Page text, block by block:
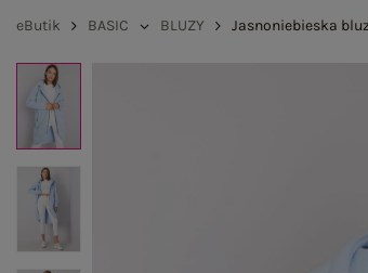
eButik BASIC BLUZY Jasnoniebieska